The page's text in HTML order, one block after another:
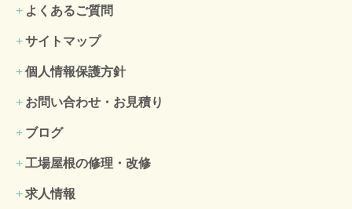
よくあるご質問
サイトマップ
個人情報保護方針
お問い合わせ・お見積り
ブログ
工場屋根の修理・改修
求人情報